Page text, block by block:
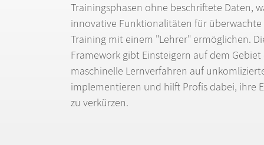
Trainingsphasen ohne beschriftete Daten, w
innovative Funktionalitäten für ü
Training mit einem "Lehrer" ermöglichen.
Framework gibt Einsteigern auf dem
maschinelle Lernverfahren auf
implementieren und hilft Profis dabei, ihre
zu verkürzen.